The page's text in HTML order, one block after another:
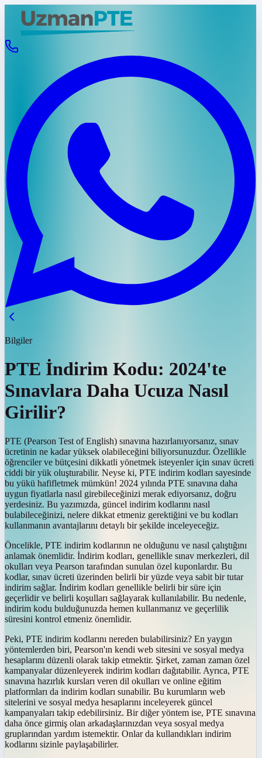
Bilgiler
PTE İndirim Kodu: 2024'te
Sınavlara Daha Ucuza Nasıl
Girilir?
PTE (Pearson Test of English) sınavına hazırlanıyorsanız, sınav
ücretinin ne kadar yüksek olabileceğini biliyorsunuzdur. Özellikle
öğrenciler ve bütçesini dikkatli yönetmek isteyenler için sınav ücreti
ciddi bir yük oluşturabilir. Neyse ki, PTE indirim kodları sayesinde
bu yükü hafifletmek mümkün! 2024 yılında PTE sınavına daha
uygun fiyatlarla nasıl girebileceğinizi merak ediyorsanız, doğru
yerdesiniz. Bu yazımızda, güncel indirim kodlarını nasıl
bulabileceğinizi, nelere dikkat etmeniz gerektiğini ve bu kodları
kullanmanın avantajlarını detaylı bir şekilde inceleyeceğiz.
Öncelikle, PTE indirim kodlarının ne olduğunu ve nasıl çalıştığını
anlamak önemlidir. İndirim kodları, genellikle sınav merkezleri, dil
okulları veya Pearson tarafından sunulan özel kuponlardır. Bu
kodlar, sınav ücreti üzerinden belirli bir yüzde veya sabit bir tutar
indirim sağlar. İndirim kodları genellikle belirli bir süre için
geçerlidir ve belirli koşulları sağlayarak kullanılabilir. Bu nedenle,
indirim kodu bulduğunuzda hemen kullanmanız ve geçerlilik
süresini kontrol etmeniz önemlidir.
Peki, PTE indirim kodlarını nereden bulabilirsiniz? En yaygın
yöntemlerden biri, Pearson'ın kendi web sitesini ve sosyal medya
hesaplarını düzenli olarak takip etmektir. Şirket, zaman zaman özel
kampanyalar düzenleyerek indirim kodları dağıtabilir. Ayrıca, PTE
sınavına hazırlık kursları veren dil okulları ve online eğitim
platformları da indirim kodları sunabilir. Bu kurumların web
sitelerini ve sosyal medya hesaplarını inceleyerek güncel
kampanyaları takip edebilirsiniz. Bir diğer yöntem ise, PTE sınavına
daha önce girmiş olan arkadaşlarınızdan veya sosyal medya
gruplarından yardım istemektir. Onlar da kullandıkları indirim
kodlarını sizinle paylaşabilirler.